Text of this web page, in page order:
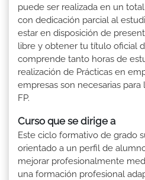
puede ser realizada en un
con dedicación parcial al
estar en disposición de
libre y obtener tu título oficial
comprende tanto horas de
realización de Prácticas en
empresas son necesarias
FP.
Curso que se dirige a
Este ciclo formativo de grado
orientado a un perfil de
mejorar profesionalmente
una formación profesional